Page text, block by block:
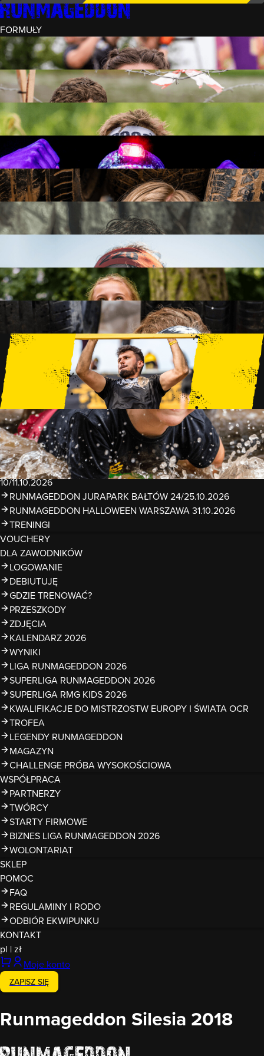
FORMUŁY
INTRO (¼)
15 PRZESZKÓD
3 KM+
REKRUT (½)
30 PRZESZKÓD
6 KM+
RUNMAGEDDON
50 PRZESZKÓD
12 KM+
NOCNY REKRUT (½)
30 PRZESZKÓD
6 KM+
INTRO U-16
15 PRZESZKÓD
3 KM+
RUNMAGEDDON HARDCORE
70 PRZESZKÓD
21 KM+
42 KM+
FAMILY
15 PRZESZKÓD
2 KM+
KIDS
15 PRZESZKÓD
1 KM+
TRENINGI
WYDARZENIA
RUNMAGEDDON LUBLIN ZALEW ZEMBORZYCKI
22/23.08.2026
RUNMAGEDDON ERGO ARENA GDAŃSK/SOPOT
12/13.09.2026
RUNMAGEDDON KIDS: DEMO WARSZAWA 24/26.09.2026
RUNMAGEDDON WROCŁAW KOPALNIA ROLANTOWICE
26/27.09.2026
RUNMAGEDDON WARSZAWA TWIERDZA MODLIN
10/11.10.2026
RUNMAGEDDON JURAPARK BAŁTÓW 24/25.10.2026
RUNMAGEDDON HALLOWEEN WARSZAWA 31.10.2026
TRENINGI
VOUCHERY
DLA ZAWODNIKÓW
LOGOWANIE
DEBIUTUJĘ
GDZIE TRENOWAĆ?
PRZESZKODY
ZDJĘCIA
KALENDARZ 2026
WYNIKI
LIGA RUNMAGEDDON 2026
SUPERLIGA RUNMAGEDDON 2026
SUPERLIGA RMG KIDS 2026
KWALIFIKACJE DO MISTRZOSTW EUROPY I ŚWIATA OCR
TROFEA
LEGENDY RUNMAGEDDON
MAGAZYN
CHALLENGE PRÓBA WYSOKOŚCIOWA
WSPÓŁPRACA
PARTNERZY
TWÓRCY
STARTY FIRMOWE
BIZNES LIGA RUNMAGEDDON 2026
WOLONTARIAT
SKLEP
POMOC
FAQ
REGULAMINY I RODO
ODBIÓR EKWIPUNKU
KONTAKT
pl |zł
Moje konto
ZAPISZ SIĘ
Runmageddon Silesia 2018